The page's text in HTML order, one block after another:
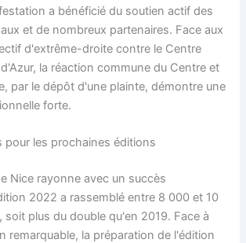
a bénéficié du soutien actif des
et de nombreux partenaires. Face aux
d'extrême-droite contre le Centre
la réaction commune du Centre et
par le dépôt d'une plainte, démontre une
forte.
pour les prochaines éditions
Nice rayonne avec un succès
2022 a rassemblé entre 8 000 et 10
plus du double qu'en 2019. Face à
remarquable, la préparation de l'édition